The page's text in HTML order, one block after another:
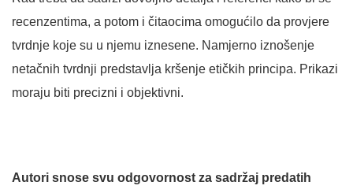
recenzentima, a potom i čitaocima omogućilo da provjere
tvrdnje koje su u njemu iznesene. Namjerno iznošenje
netačnih tvrdnji predstavlja kršenje etičkih principa. Prikazi
moraju biti precizni i objektivni.
Autori snose svu odgovornost za sadržaj predatih